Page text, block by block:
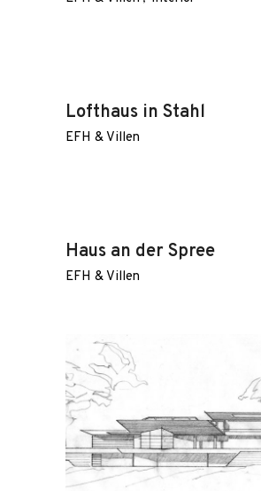
Lofthaus in Stahl
EFH & Villen
Haus an der Spree
EFH & Villen